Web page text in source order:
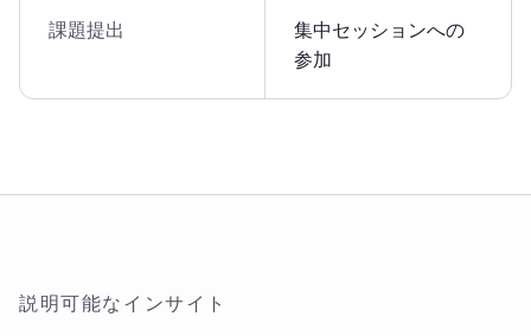
課題提出
集中セッションへの
参加
説明可能なインサイト